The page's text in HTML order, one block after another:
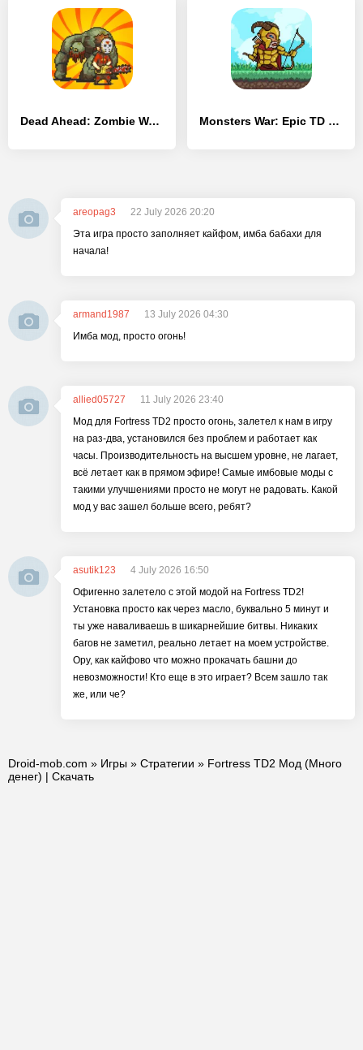
Dead Ahead: Zombie Warfare Monsters War: Epic TD Strategy
areopag3
22 July 2026 20:20
Эта игра просто заполняет кайфом, имба бабахи для
начала!
armand1987
13 July 2026 04:30
Имба мод, просто огонь!
allied05727
11 July 2026 23:40
Мод для Fortress TD2 просто огонь, залетел к нам в игру
на раз-два, установился без проблем и работает как
часы. Производительность на высшем уровне, не лагает,
всё летает как в прямом эфире! Самые имбовые моды с
такими улучшениями просто не могут не радовать. Какой
мод у вас зашел больше всего, ребят?
asutik123
4 July 2026 16:50
Офигенно залетело с этой модой на Fortress TD2!
Установка просто как через масло, буквально 5 минут и
ты уже наваливаешь в шикарнейшие битвы. Никаких
багов не заметил, реально летает на моем устройстве.
Ору, как кайфово что можно прокачать башни до
невозможности! Кто еще в это играет? Всем зашло так
же, или че?
Droid-mob.com » Игры » Стратегии » Fortress TD2 Мод (Много
денег) | Скачать